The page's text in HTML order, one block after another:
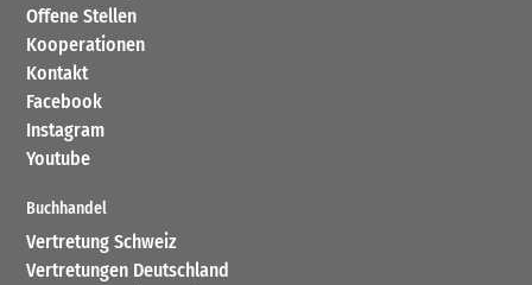
Offene Stellen
Kooperationen
Kontakt
Facebook
Instagram
Youtube
Buchhandel
Vertretung Schweiz
Vertretungen Deutschland